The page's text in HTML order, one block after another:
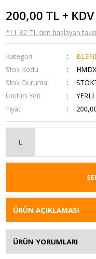
200,00 TL + KDV
*11,82 TL den başlayan
Kategori
Stok Kodu
Stok Durumu
Üretim Yeri
Fiyat
ÜRÜN AÇIKLAMASI
ÜRÜN YORUMLARI